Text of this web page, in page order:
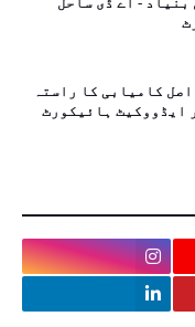
کامیابی کا راستہ
ایڈووکیٹ ہائیکورٹ